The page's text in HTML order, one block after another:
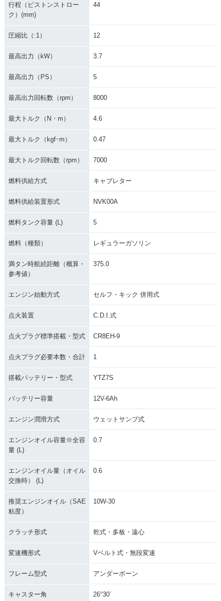
行程（ピストンストロー
ク）(mm)
44
圧縮比（:1） 12
最高出力（kW） 3.7
最高出力（PS） 5
最高出力回転数（rpm） 8000
最大トルク（N・m） 4.6
最大トルク（kgf･m） 0.47
最大トルク回転数（rpm） 7000
燃料供給方式 キャブレター
燃料供給装置形式 NVK00A
燃料タンク容量 (L) 5
燃料（種類） レギュラーガソリン
満タン時航続距離（概算・
参考値）
375.0
エンジン始動方式 セルフ・キック 併用式
点火装置 C.D.I.式
点火プラグ標準搭載・型式 CR8EH-9
点火プラグ必要本数・合計 1
搭載バッテリー・型式 YTZ7S
バッテリー容量 12V-6Ah
エンジン潤滑方式 ウェットサンプ式
エンジンオイル容量※全容
量 (L)
0.7
エンジンオイル量（オイル
交換時） (L)
0.6
推奨エンジンオイル（SAE
粘度）
10W-30
クラッチ形式 乾式・多板・遠心
変速機形式 Vベルト式・無段変速
フレーム型式 アンダーボーン
キャスター角 26°30´